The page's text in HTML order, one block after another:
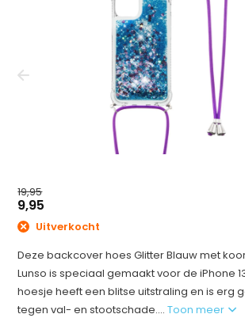
19,95
9,95
Uitverkocht
Deze backcover hoes Glitter Blauw met
Lunso is speciaal gemaakt voor de iPhone
hoesje heeft een blitse uitstraling en is erg
tegen val- en stootschade....Toon meer